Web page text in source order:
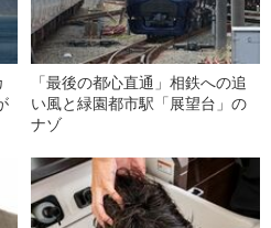
「最後の都心直通」相鉄への追
い風と緑園都市駅「展望台」の
ナゾ